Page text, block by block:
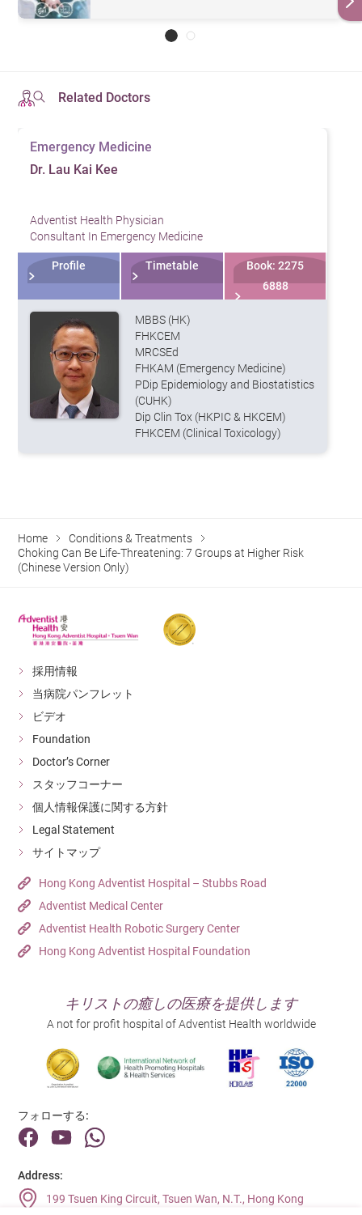
Related Doctors
Emergency Medicine
Dr. Lau Kai Kee
Adventist Health Physician
Consultant In Emergency Medicine
Profile Timetable
Book: 2275
6888
MBBS (HK)
FHKCEM
MRCSEd
FHKAM (Emergency Medicine)
PDip Epidemiology and Biostatistics
(CUHK)
Dip Clin Tox (HKPIC & HKCEM)
FHKCEM (Clinical Toxicology)
Home
Conditions & Treatments
Choking Can Be Life-Threatening: 7 Groups at Higher Risk
(Chinese Version Only)
採用情報
当病院パンフレット
ビデオ
Foundation
Doctor’s Corner
スタッフコーナー
個人情報保護に関する方針
Legal Statement
サイトマップ
Hong Kong Adventist Hospital – Stubbs Road
Adventist Medical Center
Adventist Health Robotic Surgery Center
Hong Kong Adventist Hospital Foundation
キリストの癒しの医療を提供します
A not for profit hospital of Adventist Health worldwide
フォローする:
Address:
199 Tsuen King Circuit, Tsuen Wan, N.T., Hong Kong